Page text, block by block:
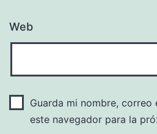
Web
Guarda mi nombre,
este navegador para la